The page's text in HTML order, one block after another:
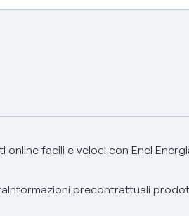
online facili e veloci con Enel
Informazioni precontrattuali